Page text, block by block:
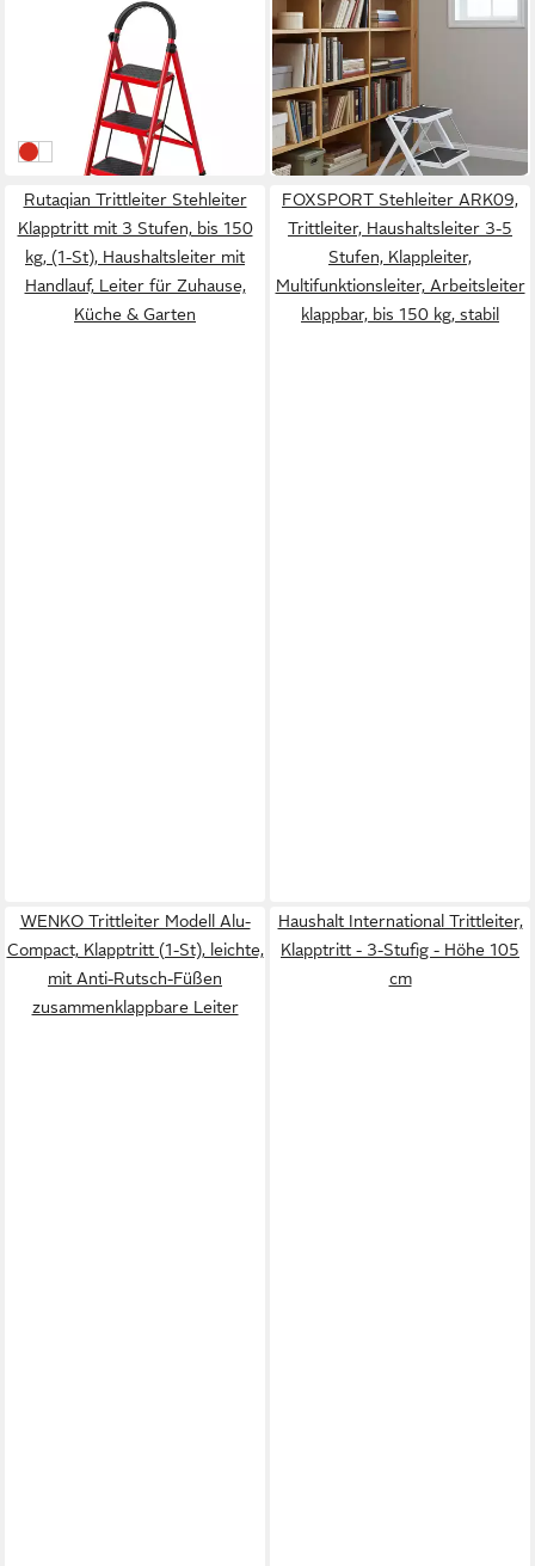
Klapptritt Trittleiter Leiter
Tragbare 3-stufige Leiter mit
Handläufen
UVP99,99 €
in 6-8 Werktagen bei dir
RotWeiß
SHOP'N SMILE IDEOON
Trittleiter Küchenleiter &
Tritthocker-Set 2 Stufen 150
kg rutschfest klappbar
ab 32,99 € UVP59,95 €
-45%
in 3-4 Werktagen bei dir
Rutaqian Trittleiter Stehleiter
Klapptritt mit 3 Stufen, bis 150
kg, (1-St), Haushaltsleiter mit
Handlauf, Leiter für Zuhause,
Küche & Garten
FOXSPORT Stehleiter ARK09,
Trittleiter, Haushaltsleiter 3-5
Stufen, Klappleiter,
Multifunktionsleiter, Arbeitsleiter
klappbar, bis 150 kg, stabil
WENKO Trittleiter Modell Alu-
Compact, Klapptritt (1-St), leichte,
mit Anti-Rutsch-Füßen
zusammenklappbare Leiter
Haushalt International Trittleiter,
Klapptritt - 3-Stufig - Höhe 105
cm